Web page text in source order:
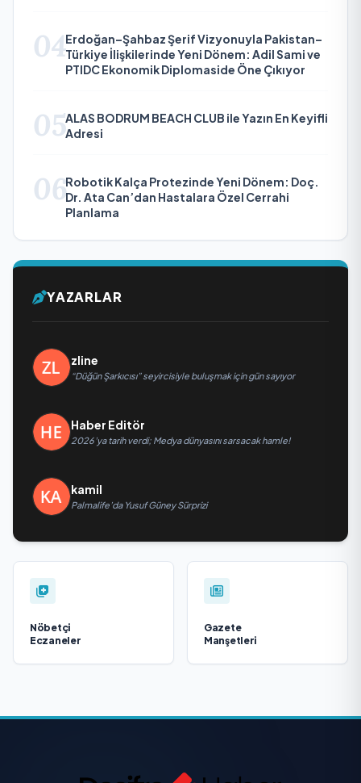
04Erdoğan–Şahbaz Şerif Vizyonuyla Pakistan–
Türkiye İlişkilerinde Yeni Dönem: Adil Sami ve
PTIDC Ekonomik Diplomaside Öne Çıkıyor
05ALAS BODRUM BEACH CLUB ile Yazın En Keyifli
Adresi
06Robotik Kalça Protezinde Yeni Dönem: Doç.
Dr. Ata Can’dan Hastalara Özel Cerrahi
Planlama
YAZARLAR
zline
“Düğün Şarkıcısı” seyircisiyle buluşmak için gün sayıyor
Haber Editör
2026’ya tarih verdi; Medya dünyasını sarsacak hamle!
kamil
Palmalife’da Yusuf Güney Sürprizi
Nöbetçi
Eczaneler
Gazete
Manşetleri